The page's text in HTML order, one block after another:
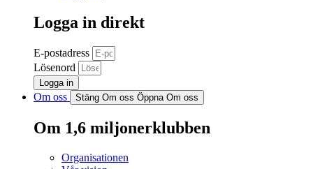
Logga in direkt
E-postadress
Lösenord
Logga in
Om oss Stäng Om oss Öppna Om oss
Om 1,6 miljonerklubben
Organisationen